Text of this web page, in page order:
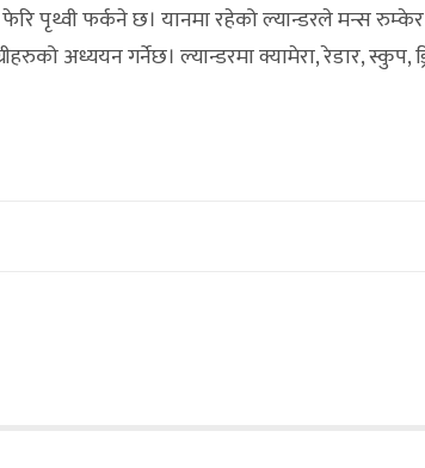
पृथ्वी फर्कने छ। यानमा रहेको ल्यान्डरले मन्स
अध्ययन गर्नेछ। ल्यान्डरमा क्यामेरा, रेडार, स्कुप,